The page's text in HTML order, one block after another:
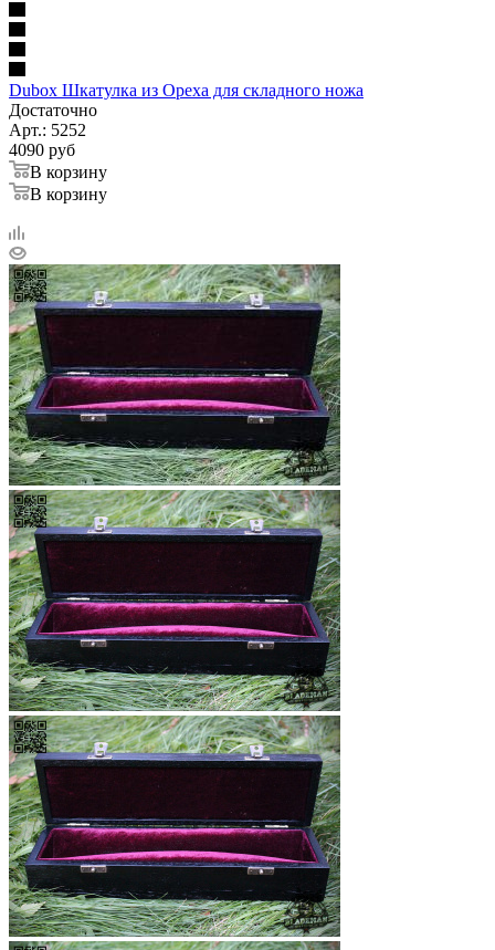
Dubox Шкатулка из Ореха для складного ножа
Достаточно
Арт.: 5252
4090 руб
В корзину
В корзину